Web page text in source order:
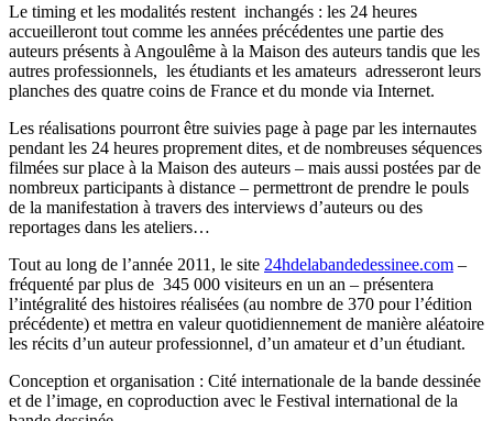
Le timing et les modalités restent inchangés : les 24 heures
accueilleront tout comme les années précédentes une partie des
auteurs présents à Angoulême à la Maison des auteurs tandis que les
autres professionnels, les étudiants et les amateurs adresseront leurs
planches des quatre coins de France et du monde via Internet.
Les réalisations pourront être suivies page à page par les internautes
pendant les 24 heures proprement dites, et de nombreuses séquences
filmées sur place à la Maison des auteurs – mais aussi postées par de
nombreux participants à distance – permettront de prendre le pouls
de la manifestation à travers des interviews d’auteurs ou des
reportages dans les ateliers…
Tout au long de l’année 2011, le site 24hdelabandedessinee.com –
fréquenté par plus de 345 000 visiteurs en un an – présentera
l’intégralité des histoires réalisées (au nombre de 370 pour l’édition
précédente) et mettra en valeur quotidiennement de manière aléatoire
les récits d’un auteur professionnel, d’un amateur et d’un étudiant.
Conception et organisation : Cité internationale de la bande dessinée
et de l’image, en coproduction avec le Festival international de la